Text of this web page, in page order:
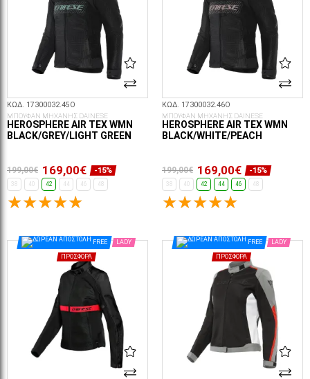
ΚΩΔ. 17300032.45O
ΜΠΟΥΦΑΝ ΜΗΧΑΝΗΣ DAINESE
HEROSPHERE AIR TEX WMN
BLACK/GREY/LIGHT GREEN
199,00€ 169,00€ -15%
38 40 42 44 46 48
ΚΩΔ. 17300032.46O
ΜΠΟΥΦΑΝ ΜΗΧΑΝΗΣ DAINESE
HEROSPHERE AIR TEX WMN
BLACK/WHITE/PEACH
199,00€ 169,00€ -15%
38 40 42 44 46 48
FREE LADY
ΠΡΟΣΦΟΡΆ
FREE LADY
ΠΡΟΣΦΟΡΆ